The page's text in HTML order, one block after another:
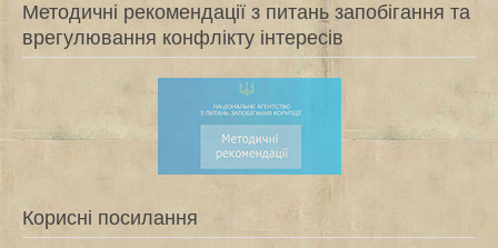
Методичні рекомендації з питань запобігання та
врегулювання конфлікту інтересів
Корисні посилання